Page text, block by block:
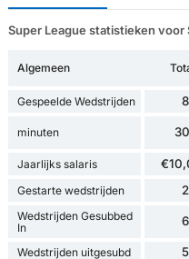
Super League statistieken voor
Algemeen
Gespeelde Wedstrijden 8
minuten
Jaarlijks salaris
Gestarte wedstrijden 2
Wedstrijden Gesubbed
In
6
Wedstrijden uitgesubd 5